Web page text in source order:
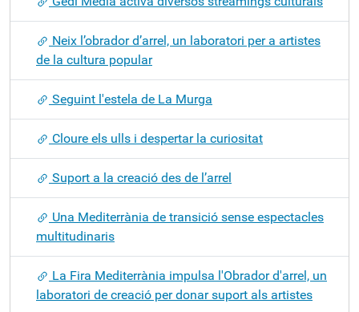
Neix l’obrador d’arrel, un laboratori per a artistes
de la cultura popular
Seguint l'estela de La Murga
Cloure els ulls i despertar la curiositat
Suport a la creació des de l’arrel
Una Mediterrània de transició sense espectacles
multitudinaris
La Fira Mediterrània impulsa l'Obrador d'arrel, un
laboratori de creació per donar suport als artistes